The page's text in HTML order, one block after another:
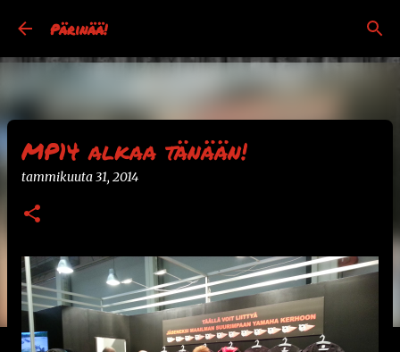
Pärinää!
MP14 alkaa tänään!
tammikuuta 31, 2014